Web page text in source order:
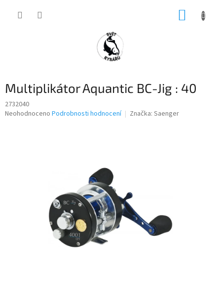
Multiplikátor Aquantic BC-Jig : 40
2732040
Průměrné
Neohodnoceno Podrobnosti hodnocení Značka: Saenger